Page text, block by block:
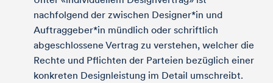
nachfolgend der zwischen Designer*in und
Auftraggeber*in mündlich oder schriftlich
abgeschlossene Vertrag zu verstehen, welcher die
Rechte und Pflichten der Parteien bezüglich einer
konkreten Designleistung im Detail umschreibt.